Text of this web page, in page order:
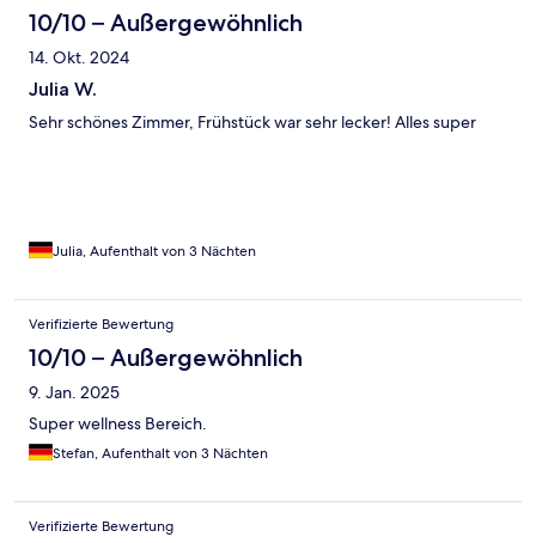
10/10 – Außergewöhnlich
14. Okt. 2024
Julia W.
Sehr schönes Zimmer, Frühstück war sehr lecker! Alles super
Julia, Aufenthalt von 3 Nächten
Verifizierte Bewertung
10/10 – Außergewöhnlich
9. Jan. 2025
Super wellness Bereich.
Stefan, Aufenthalt von 3 Nächten
Verifizierte Bewertung